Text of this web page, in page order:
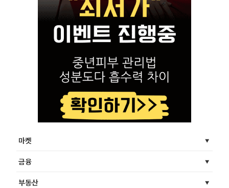
마켓
금융
부동산